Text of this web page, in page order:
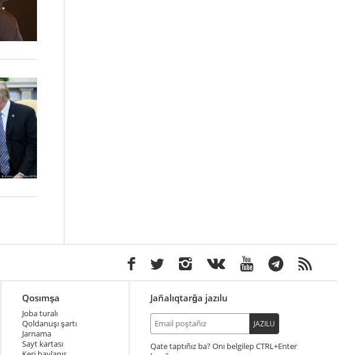
Qosımşa
Joba turalı
Qoldanuşı şartı
Jarnama
Sayt kartası
Jañalıqtarğa jazılu
JAZILU
Qate taptıñız ba? Onı belgilep
+Enter